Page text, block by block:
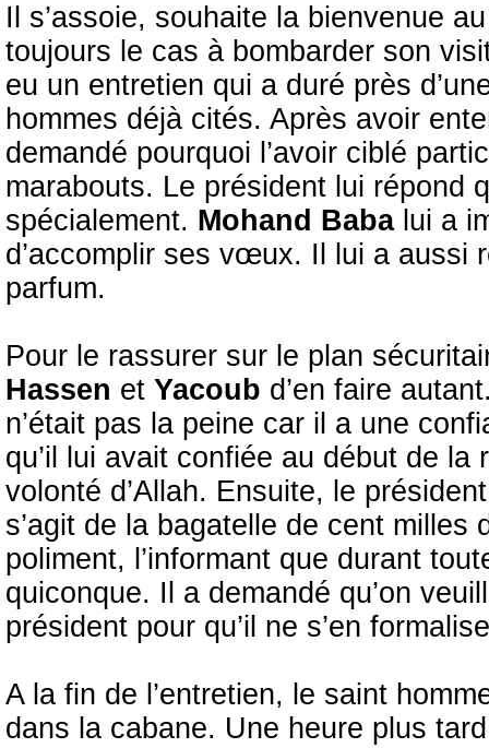
Il s’assoie, souhaite la bienvenue
toujours le cas à bombarder son
eu un entretien qui a duré près
hommes déjà cités. Après avoir
demandé pourquoi l’avoir ciblé
marabouts. Le président lui répond
spécialement. Mohand Babalui a
d’accomplir ses vœux. Il lui a aussi
parfum.
Pour le rassurer sur le plan
Hassen et Yacoub d’en faire
n’était pas la peine car il a une
qu’il lui avait confiée au début de
volonté d’Allah. Ensuite, le
s’agit de la bagatelle de cent milles
poliment, l’informant que durant
quiconque. Il a demandé qu’on
président pour qu’il ne s’en
A la fin de l’entretien, le saint
dans la cabane. Une heure plus